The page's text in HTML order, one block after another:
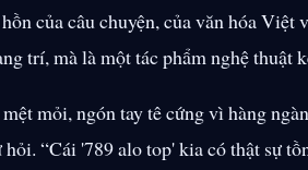
của câu chuyện, của văn hóa Việt
trí, mà là một tác phẩm nghệ thuật
mỏi, ngón tay tê cứng vì hàng
“Cái '789 alo top' kia có thật sự